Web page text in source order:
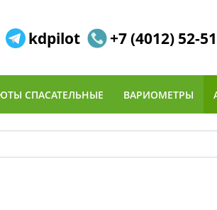
kdpilot +7 (4012) 52-
СПАСАТЕЛЬНЫЕ ВАРИОМЕТРЫ